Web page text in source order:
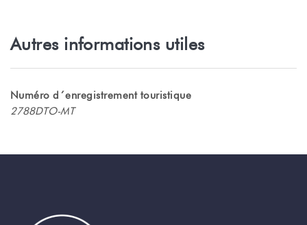
Autres informations utiles
Numéro d´enregistrement touristique
2788DTO-MT